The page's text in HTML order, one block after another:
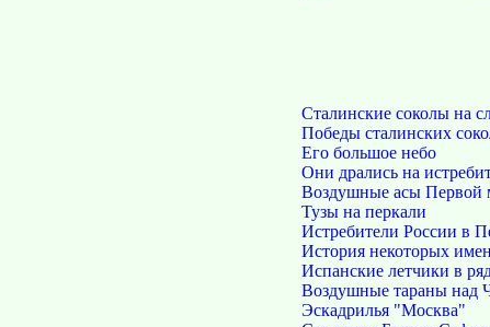
Сталинские соколы на
Победы сталинских
Его большое небо
Они дрались на
Воздушные асы Первой
Тузы на перкали
Истребители России в
История некоторых
Испанские летчики в
Воздушные тараны над
Эскадрилья "Москва"